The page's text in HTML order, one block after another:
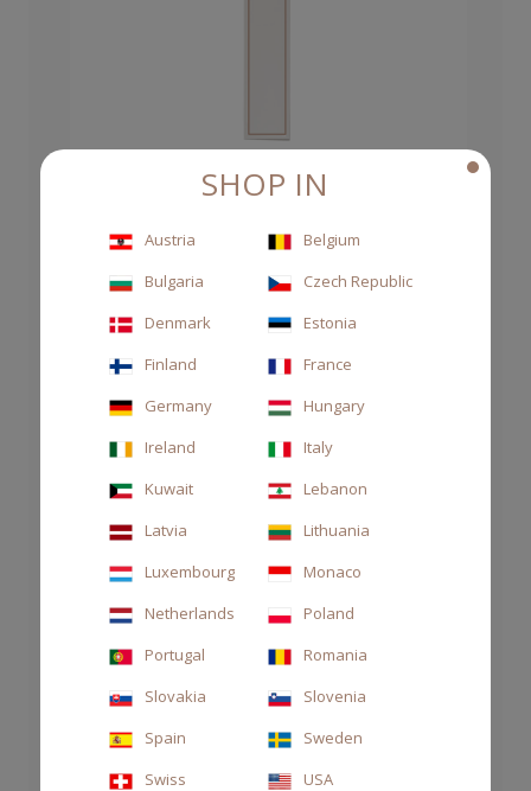
MIDOLLINI IN RATTAN 250ML
6,00 €
SHOP IN
Austria
Belgium
Bulgaria
Czech Republic
Denmark
Estonia
Finland
France
Germany
Hungary
Ireland
Italy
Kuwait
Lebanon
Latvia
Lithuania
Luxembourg
Monaco
Netherlands
Poland
Portugal
Romania
Slovakia
Slovenia
Spain
Sweden
Swiss
USA